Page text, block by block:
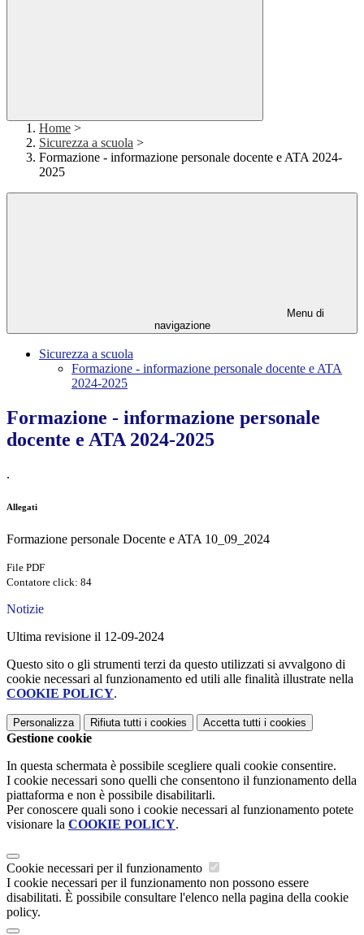
Home >
Sicurezza a scuola >
Formazione - informazione personale docente e ATA 2024-
2025
Menu di
navigazione
Sicurezza a scuola
Formazione - informazione personale docente e ATA
2024-2025
Formazione - informazione personale
docente e ATA 2024-2025
.
Allegati
Formazione personale Docente e ATA 10_09_2024
File PDF
Contatore click: 84
Notizie
Ultima revisione il 12-09-2024
Questo sito o gli strumenti terzi da questo utilizzati si avvalgono di
cookie necessari al funzionamento ed utili alle finalità illustrate nella
COOKIE POLICY.
Personalizza Rifiuta tutti i cookies Accetta tutti i cookies
Gestione cookie
In questa schermata è possibile scegliere quali cookie consentire.
I cookie necessari sono quelli che consentono il funzionamento della
piattaforma e non è possibile disabilitarli.
Per conoscere quali sono i cookie necessari al funzionamento potete
visionare la COOKIE POLICY.
Cookie necessari per il funzionamento
I cookie necessari per il funzionamento non possono essere
disabilitati. È possibile consultare l'elenco nella pagina della cookie
policy.